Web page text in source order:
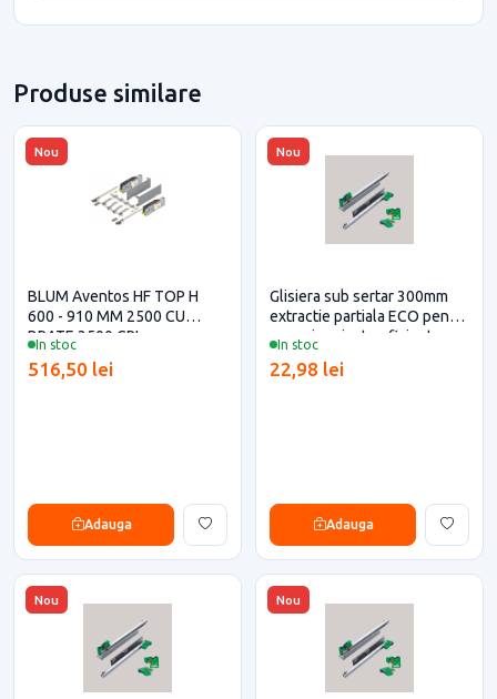
Produse similare
Nou
In stoc
BLUM Aventos HF TOP H
600 - 910 MM 2500 CU
BRATE 3500 GRI
516,50 lei
Adauga
Nou
In stoc
Glisiera sub sertar 300mm
extractie partiala ECO pentru
casa si proiecte eficiente
22,98 lei
Adauga
Nou Nou